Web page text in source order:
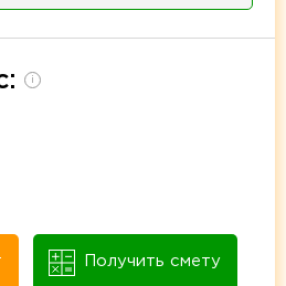
i
Получить смету